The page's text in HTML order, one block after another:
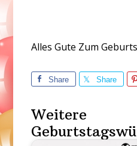
Alles Gute Zum
Share Share
Weitere